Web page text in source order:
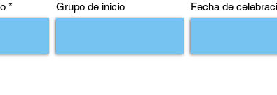
Grupo de inicio Fecha de